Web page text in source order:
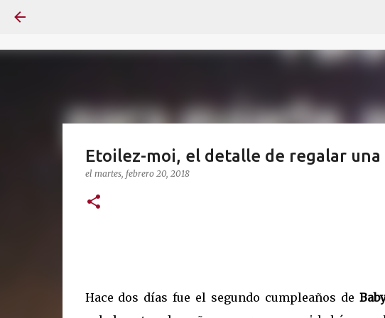
Etoilez-moi, el detalle de regalar
el martes, febrero 20, 2018
Hace dos días fue el segundo cumpleaños de